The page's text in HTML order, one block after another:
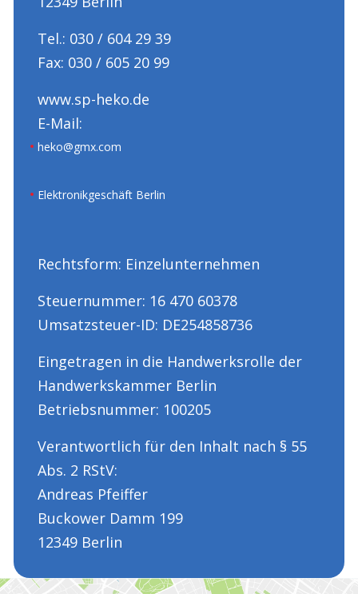
Tel.: 030 / 604 29 39
Fax: 030 / 605 20 99
www.sp-heko.de
E-Mail:
heko@gmx.com
Elektronikgeschäft Berlin
Rechtsform: Einzelunternehmen
Steuernummer: 16 470 60378
Umsatzsteuer-ID: DE254858736
Eingetragen in die Handwerksrolle der
Handwerkskammer Berlin
Betriebsnummer: 100205
Verantwortlich für den Inhalt nach § 55
Abs. 2 RStV:
Andreas Pfeiffer
Buckower Damm 199
12349 Berlin